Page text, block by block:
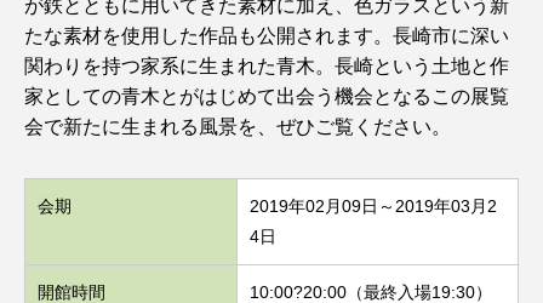
が鉄とともに用いてきた素材に加え、色ガラスという新
たな素材を使用した作品も公開されます。長崎市に深い
関わりを持つ家系に生まれた青木。長崎という土地と作
家としての青木とがはじめて出会う機会となるこの展覧
会で新たに生まれる風景を、ぜひご覧ください。
会期
2019年02月09日～2019年03月2
4日
開館時間 10:00?20:00（最終入場19:30）